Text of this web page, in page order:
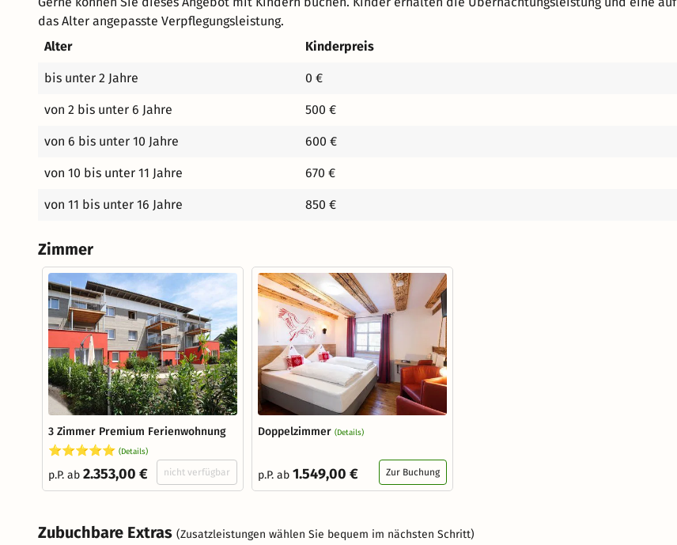
das Alter angepasste Verpflegungsleistung.
Alter
Kinderpreis
bis unter 2 Jahre 0 €
von 2 bis unter 6 Jahre 500 €
von 6 bis unter 10 Jahre 600 €
von 10 bis unter 11 Jahre 670 €
von 11 bis unter 16 Jahre 850 €
Zimmer
3 Zimmer Premium Ferienwohnung
⭐⭐⭐⭐⭐ (Details)
p.P. ab 2.353,00 € nicht verfügbar
Doppelzimmer (Details)
p.P. ab 1.549,00 € Zur Buchung
Zubuchbare Extras (Zusatzleistungen wählen Sie bequem im nächsten Schritt)